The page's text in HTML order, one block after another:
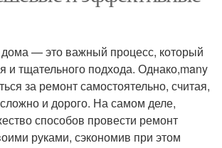
дома — это важный процесс, который
и тщательного подхода. Однако,many
за ремонт самостоятельно, считая,
и дорого. На самом деле,
способов провести ремонт
руками, сэкономив при этом